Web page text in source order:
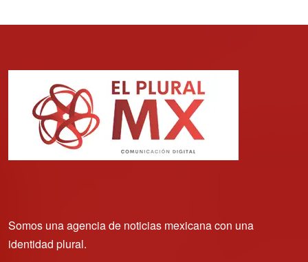
Somos una agencia de noticias mexicana con una
identidad plural.